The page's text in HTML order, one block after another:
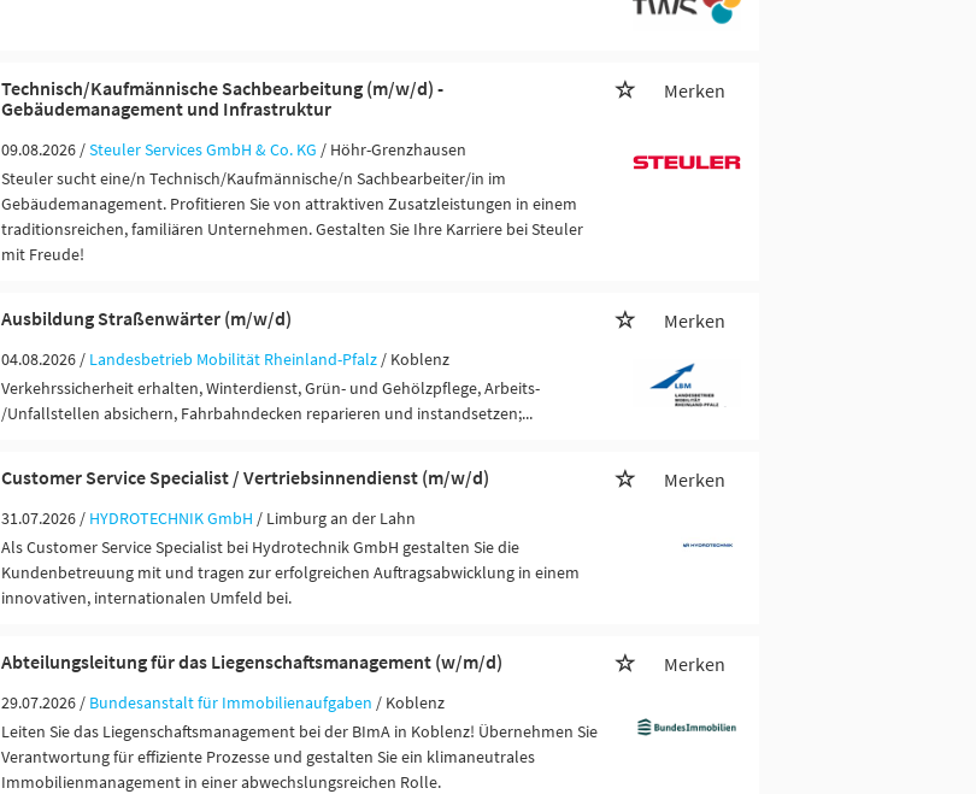
Technisch/Kaufmännische Sachbearbeitung (m/w/d) -
Gebäudemanagement und Infrastruktur
Merken
09.08.2026 /Steuler Services GmbH & Co. KG / Höhr-Grenzhausen
Steuler sucht eine/n Technisch/Kaufmännische/n Sachbearbeiter/in im
Gebäudemanagement. Profitieren Sie von attraktiven Zusatzleistungen in einem
traditionsreichen, familiären Unternehmen. Gestalten Sie Ihre Karriere bei Steuler
mit Freude!
Ausbildung Straßenwärter (m/w/d) Merken
04.08.2026 / Landesbetrieb Mobilität Rheinland-Pfalz / Koblenz
Verkehrssicherheit erhalten, Winterdienst, Grün- und Gehölzpflege, Arbeits-
/Unfallstellen absichern, Fahrbahndecken reparieren und instandsetzen;...
Customer Service Specialist / Vertriebsinnendienst (m/w/d) Merken
31.07.2026 / HYDROTECHNIK GmbH / Limburg an der Lahn
Als Customer Service Specialist bei Hydrotechnik GmbH gestalten Sie die
Kundenbetreuung mit und tragen zur erfolgreichen Auftragsabwicklung in einem
innovativen, internationalen Umfeld bei.
Abteilungsleitung für das Liegenschaftsmanagement (w/m/d) Merken
29.07.2026 / Bundesanstalt für Immobilienaufgaben / Koblenz
Leiten Sie das Liegenschaftsmanagement bei der BImA in Koblenz! Übernehmen Sie
Verantwortung für effiziente Prozesse und gestalten Sie ein klimaneutrales
Immobilienmanagement in einer abwechslungsreichen Rolle.